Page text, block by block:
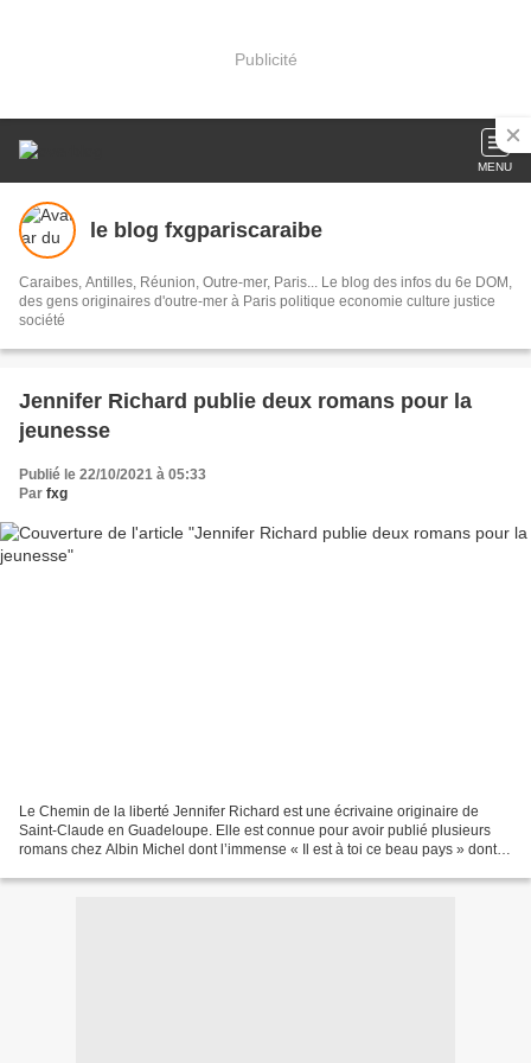
Publicité
MENU
le blog fxgpariscaraibe
Caraibes, Antilles, Réunion, Outre-mer, Paris... Le blog des infos du 6e DOM,
des gens originaires d'outre-mer à Paris politique economie culture justice
société
Jennifer Richard publie deux romans pour la
jeunesse
Publié le 22/10/2021 à 05:33
Par fxg
Le Chemin de la liberté Jennifer Richard est une écrivaine originaire de
Saint-Claude en Guadeloupe. Elle est connue pour avoir publié plusieurs
romans chez Albin Michel dont l’immense « Il est à toi ce beau pays » dont le